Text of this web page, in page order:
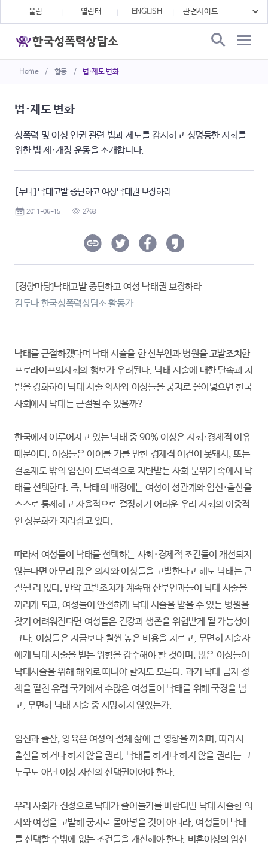
Home / 활동 / 법·제도 변화
울림 열림터 ENGLISH
법·제도 변화
성폭력 및 여성 인권 관련 법과 제도를 감시하고 성평등한 사회를
위한 법 제·개정 운동을 소개합니다.
[두나] 낙태고발 중단하고 여성낙태권 보장하라
2011-06-15 2768
[경향마당]낙태고발 중단하고 여성 낙태권 보장하라
김두나 한국성폭력상담소 활동가
낙태를 근절하겠다며 낙태 시술을 한 산부인과 병원을 고발조치한
프로라이프의사회의 행보가 우려된다. 낙태 시술에 대한 단속과 처
벌을 강화하여 낙태 시술 의사와 여성들을 궁지로 몰아넣으면 한국
사회에서 낙태는 근절될 수 있을까?
한국에서 이루어지고 있는 낙태 중 90% 이상은 사회·경제적 이유
때문이다. 여성들은 아이를 기를 만한 경제적 여건이 못돼서, 또는
결혼제도 밖의 임신이 도덕적으로 지탄받는 사회 분위기 속에서 낙
태를 선택한다. 즉, 낙태의 배경에는 여성이 성관계와 임신·출산을
스스로 통제하고 자율적으로 결정하기 어려운 우리 사회의 이중적
인 성문화가 자리잡고 있다.
따라서 여성들이 낙태를 선택하는 사회·경제적 조건들이 개선되지
않는다면 아무리 많은 의사와 여성들을 고발한다고 해도 낙태는 근
절될 리 없다. 만약 고발조치가 계속돼 산부인과들이 낙태 시술을
꺼리게 되고, 여성들이 안전하게 낙태 시술을 받을 수 있는 병원을
찾기 어려워진다면 여성들은 건강과 생존을 위협받게 될 가능성이
크다. 여성들은 지금보다 훨씬 높은 비용을 치르고, 무면허 시술자
에게 낙태 시술을 받는 위험을 감수해야 할 것이며, 많은 여성들이
낙태시술을 위해 해외로 떠나야 할지도 모른다. 과거 낙태 금지 정
책을 펼친 유럽 국가에서 수많은 여성들이 낙태를 위해 국경을 넘
고, 무면허 낙태 시술 중 사망하지 않았는가.
임신과 출산, 양육은 여성의 전체 삶에 큰 영향을 끼치며, 따라서
출산을 하거나 하지 않을 권리, 낙태를 하거나 하지 않을 권리는 그
누구도 아닌 여성 자신의 선택권이어야 한다.
우리 사회가 진정으로 낙태가 줄어들기를 바란다면 낙태 시술한 의
사와 여성을 고발해 궁지로 몰아넣을 것이 아니라, 여성들이 낙태
를 선택할 수밖에 없는 조건들을 개선해야 한다. 비혼여성의 임신